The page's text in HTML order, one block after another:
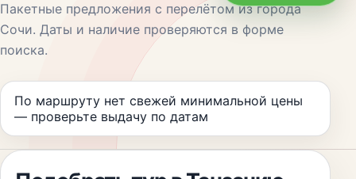
Пакетные предложения с перелётом из города
Сочи. Даты и наличие проверяются в форме
поиска.
По маршруту нет свежей минимальной цены
— проверьте выдачу по датам